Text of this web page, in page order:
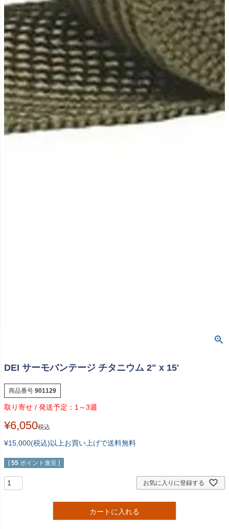
DEI サーモバンテージ チタニウム 2" x 15'
商品番号 901129
1～3週
¥6,050税込
¥15,000(税込)以上お買い上げで送料無料
[ 55 ポイント進呈 ]
お気に入りに登録する
カートに入れる